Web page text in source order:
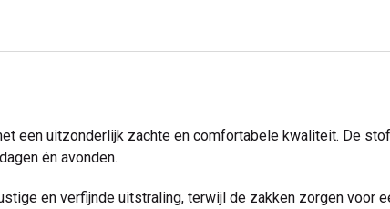
een uitzonderlijk zachte en comfortabele kwaliteit. De
én avonden.
en verfijnde uitstraling, terwijl de zakken zorgen voor